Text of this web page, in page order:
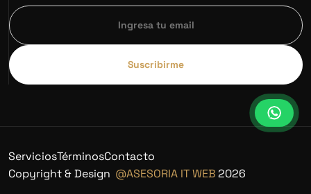
Suscribirme
Copyright & Design @ASESORIA IT WEB2026
ServiciosTérminosContacto